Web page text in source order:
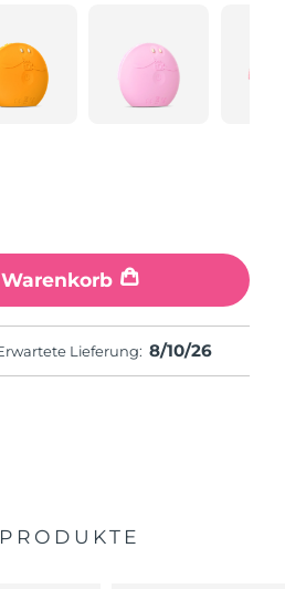
Lieferung: 8/10/26